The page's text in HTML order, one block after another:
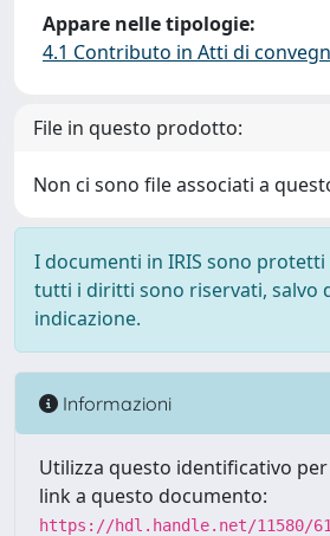
Appare nelle tipologie:
4.1 Contributo in Atti di
File in questo prodotto:
Non ci sono file associati a
I documenti in IRIS sono
tutti i diritti sono riservati, salvo
indicazione.
Informazioni
Utilizza questo identificativo
link a questo documento:
https://hdl.handle.net/11580/